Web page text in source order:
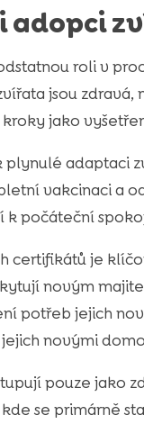
adopci
roli v
jsou
jako
plynulé adaptaci
vakcinaci a
k počáteční
certifikátů je
novým
potřeb jejich
novými
pouze jako
se primárně